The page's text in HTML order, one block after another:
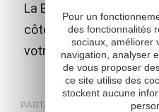
La Borde, ferme
côtoient en bonne
votre visite et vos
PARTAGER : E-MAIL
Pour un
des fonctionnalités
sociaux, améliorer
navigation, analyser
de vous proposer
ce site utilise des
stockent aucune